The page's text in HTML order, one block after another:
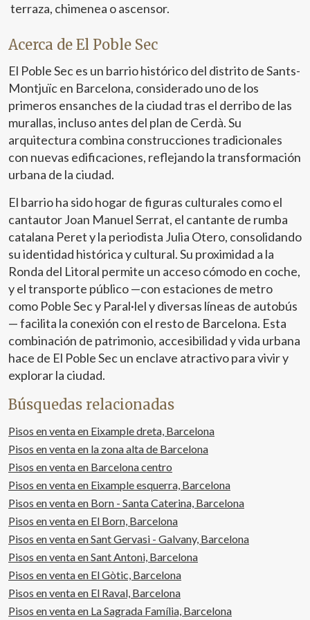
especialmente atractivo para inversores que buscan alta
en una zona con demanda constante durante todo el año.
integralmente en 2023 1 habitación + vestidor/estudio
Cocina abierta al salón-comedor Baño completo
Totalmente equipado Electrodomésticos incluidos
Termo eléctrico de agua caliente 2ª planta real Finca sin
ascensor Ubicación prime junto al Mercat de Sant Antoni
Ideal inversión (alquiler vacacional / temporal)
terraza, chimenea o ascensor.
Acerca de El Poble Sec
El Poble Sec es un barrio histórico del distrito de Sants-
Montjuïc en Barcelona, considerado uno de los
primeros ensanches de la ciudad tras el derribo de las
murallas, incluso antes del plan de Cerdà. Su
arquitectura combina construcciones tradicionales
con nuevas edificaciones, reflejando la transformación
urbana de la ciudad.
El barrio ha sido hogar de figuras culturales como el
cantautor Joan Manuel Serrat, el cantante de rumba
catalana Peret y la periodista Julia Otero, consolidando
su identidad histórica y cultural. Su proximidad a la
Ronda del Litoral permite un acceso cómodo en coche,
y el transporte público —con estaciones de metro
como Poble Sec y Paral·lel y diversas líneas de autobús
— facilita la conexión con el resto de Barcelona. Esta
combinación de patrimonio, accesibilidad y vida urbana
hace de El Poble Sec un enclave atractivo para vivir y
explorar la ciudad.
Búsquedas relacionadas
Pisos en venta en Eixample dreta, Barcelona
Pisos en venta en la zona alta de Barcelona
Pisos en venta en Barcelona centro
Pisos en venta en Eixample esquerra, Barcelona
Pisos en venta en Born - Santa Caterina, Barcelona
Pisos en venta en El Born, Barcelona
Pisos en venta en Sant Gervasi - Galvany, Barcelona
Pisos en venta en Sant Antoni, Barcelona
Pisos en venta en El Gòtic, Barcelona
Pisos en venta en El Raval, Barcelona
Pisos en venta en La Sagrada Família, Barcelona